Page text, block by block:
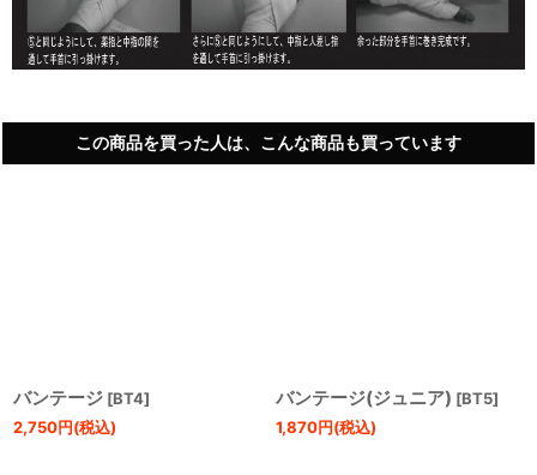
この商品を買った人は、こんな商品も買っています
バンテージ [BT4]
2,750円(税込)
バンテージ(ジュニア) [BT5]
1,870円(税込)